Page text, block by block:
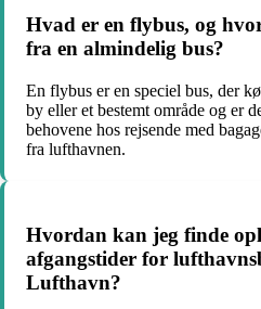
Hvad er en flybus, og
fra en almindelig bus?
En flybus er en speciel bus, der
by eller et bestemt område og er
behovene hos rejsende med
fra lufthavnen.
Hvordan kan jeg finde
afgangstider for
Lufthavn?